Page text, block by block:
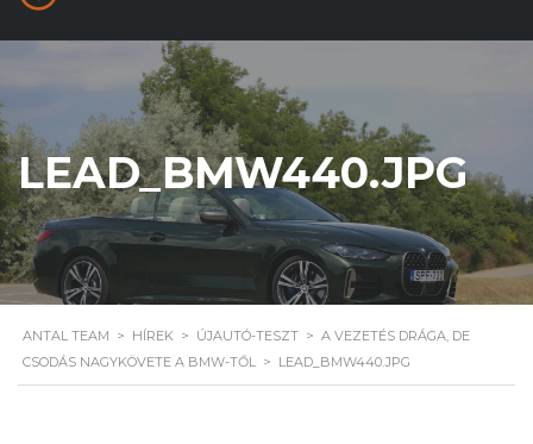
LEAD_BMW440.JPG
ANTAL TEAM > HÍREK > ÚJAUTÓ-TESZT > A VEZETÉS DRÁGA, DE
CSODÁS NAGYKÖVETE A BMW-TŐL > LEAD_BMW440.JPG